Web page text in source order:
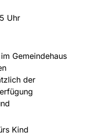
Uhr
Gemeindehaus
der
Kind